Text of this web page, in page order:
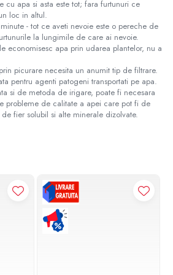
pentru
si apa calda
incastrate si
serpentine
Electrice
si
cu apa si asta este tot; fara furtunuri ce
loc in altul.
- tot ce aveti nevoie este o pereche de
la lungimile de care ai nevoie.
economisesc apa prin udarea plantelor, nu a
picurare necesita un anumit tip de filtrare.
pentru agenti patogeni transportati pe apa.
si de metoda de irigare, poate fi necesara
probleme de calitate a apei care pot fi de
fier solubil si alte minerale dizolvate.